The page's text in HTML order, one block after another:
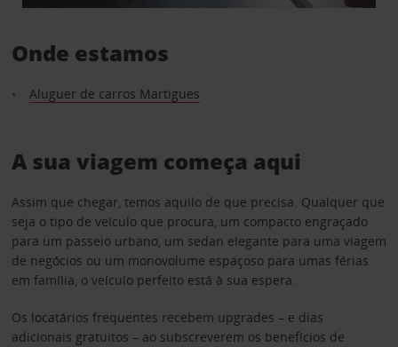
Onde estamos
Aluguer de carros Martigues
A sua viagem começa aqui
Assim que chegar, temos aquilo de que precisa. Qualquer que
seja o tipo de veículo que procura, um compacto engraçado
para um passeio urbano, um sedan elegante para uma viagem
de negócios ou um monovolume espaçoso para umas férias
em família, o veículo perfeito está à sua espera.
Os locatários frequentes recebem upgrades – e dias
adicionais gratuitos – ao subscreverem os benefícios de